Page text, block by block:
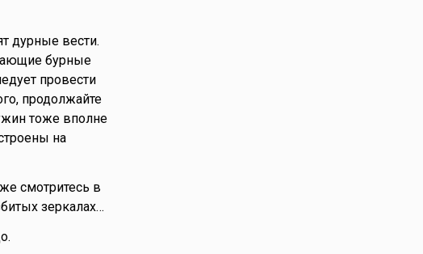
дурные вести.
бурные
провести
продолжайте
тоже вполне
на
смотритесь в
зеркалах…